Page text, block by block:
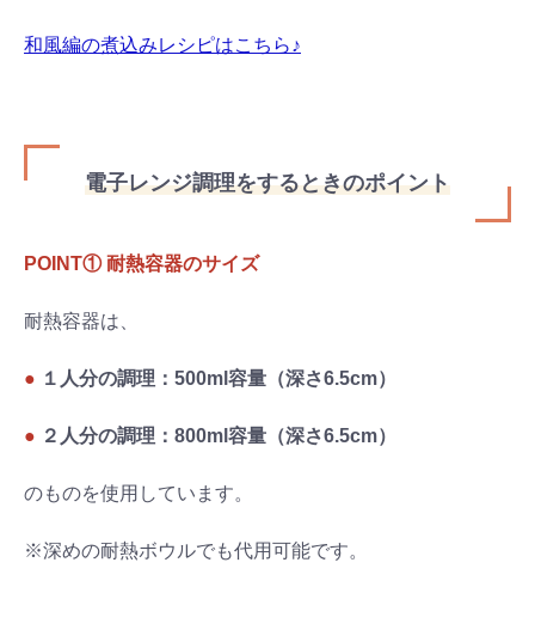
和風編の煮込みレシピはこちら♪
電子レンジ調理をするときのポイント
POINT① 耐熱容器のサイズ
耐熱容器は、
● １人分の調理：500ml容量（深さ6.5cm）
● ２人分の調理：800ml容量（深さ6.5cm）
のものを使用しています。
※深めの耐熱ボウルでも代用可能です。